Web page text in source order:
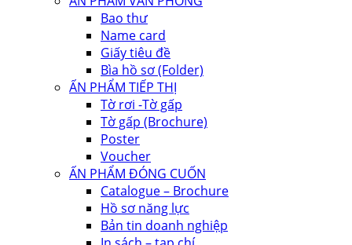
Bao thư
Name card
Giấy tiêu đề
Bìa hồ sơ (Folder)
ẤN PHẨM TIẾP THỊ
Tờ rơi -Tờ gấp
Tờ gấp (Brochure)
Poster
Voucher
ẤN PHẨM ĐÓNG CUỐN
Catalogue – Brochure
Hồ sơ năng lực
Bản tin doanh nghiệp